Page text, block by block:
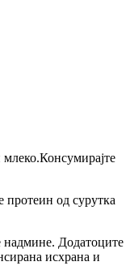
протеин од сурутка
надмине. Додатоците
исхрана и